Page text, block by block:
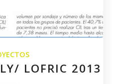
LOFRIC 2013